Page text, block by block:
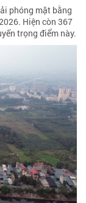
phóng mặt bằng
Hiện còn 367
trọng điểm này.